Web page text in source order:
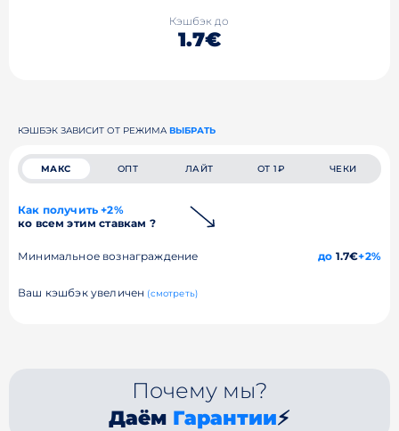
Кэшбэк до
1.7€
КЭШБЭК ЗАВИСИТ ОТ РЕЖИМА ВЫБРАТЬ
МАКС ОПТ ЛАЙТ ОТ 1₽ ЧЕКИ
Как получить +2%
ко всем этим ставкам ?
Минимальное вознаграждение до 1.7€+2%
Ваш кэшбэк увеличен (смотреть)
Почему мы?
Даём Гарантии⚡